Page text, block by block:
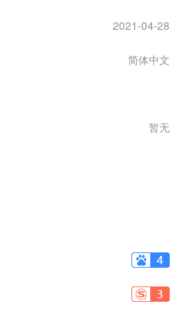
2021-04-28
简体中文
暂无